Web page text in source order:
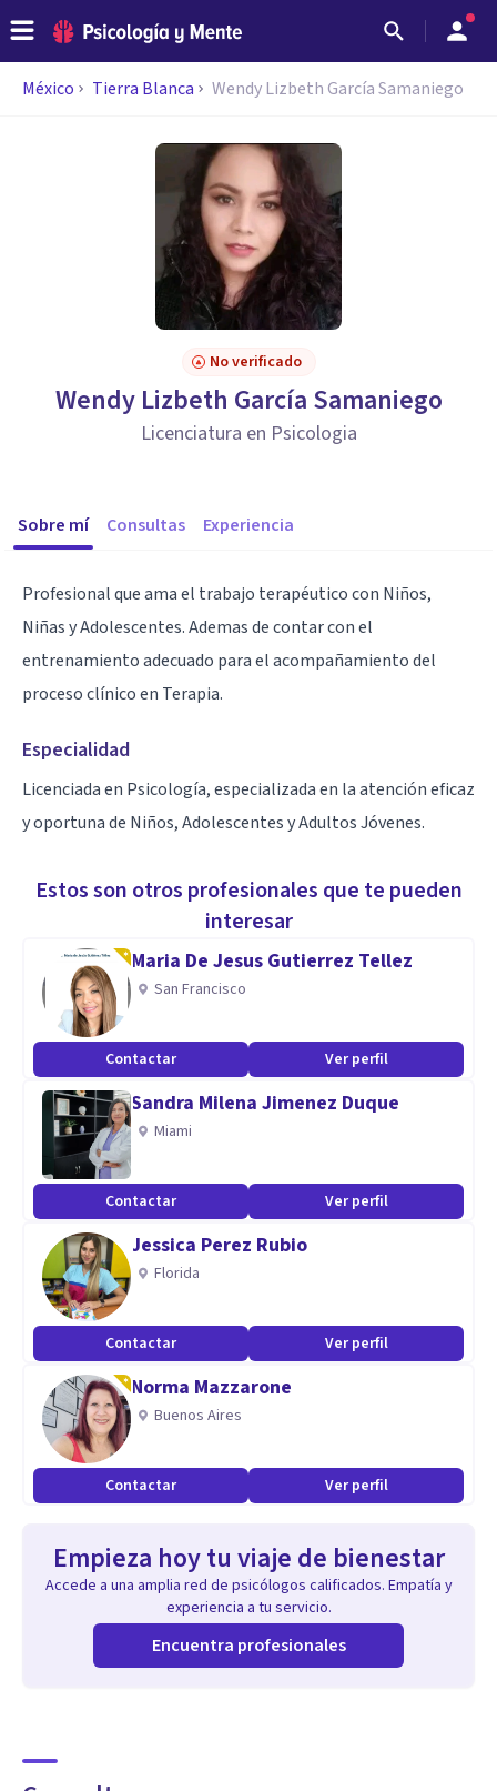
México Tierra Blanca Wendy Lizbeth García Samaniego
No verificado
Wendy Lizbeth García Samaniego
Licenciatura en Psicologia
Sobre mí Consultas Experiencia
Profesional que ama el trabajo terapéutico con Niños,
Niñas y Adolescentes. Ademas de contar con el
entrenamiento adecuado para el acompañamiento del
proceso clínico en Terapia.
Especialidad
Licenciada en Psicología, especializada en la atención eficaz
y oportuna de Niños, Adolescentes y Adultos Jóvenes.
Estos son otros profesionales que te pueden
interesar
Maria De Jesus Gutierrez Tellez
San Francisco
Contactar Ver perfil
Sandra Milena Jimenez Duque
Miami
Contactar Ver perfil
Jessica Perez Rubio
Florida
Contactar Ver perfil
Norma Mazzarone
Buenos Aires
Contactar Ver perfil
Empieza hoy tu viaje de bienestar
Accede a una amplia red de psicólogos calificados. Empatía y
experiencia a tu servicio.
Encuentra profesionales